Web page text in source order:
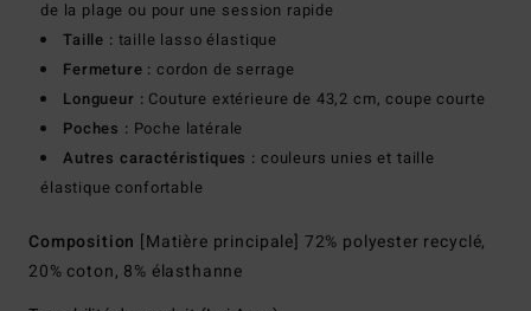
de la plage ou pour une session rapide
Taille : taille lasso élastique
Fermeture : cordon de serrage
Longueur : Couture extérieure de 43,2 cm, coupe courte
Poches : Poche latérale
Autres caractéristiques : couleurs unies et taille
élastique confortable
Composition [Matière principale] 72% polyester recyclé,
20% coton, 8% élasthanne